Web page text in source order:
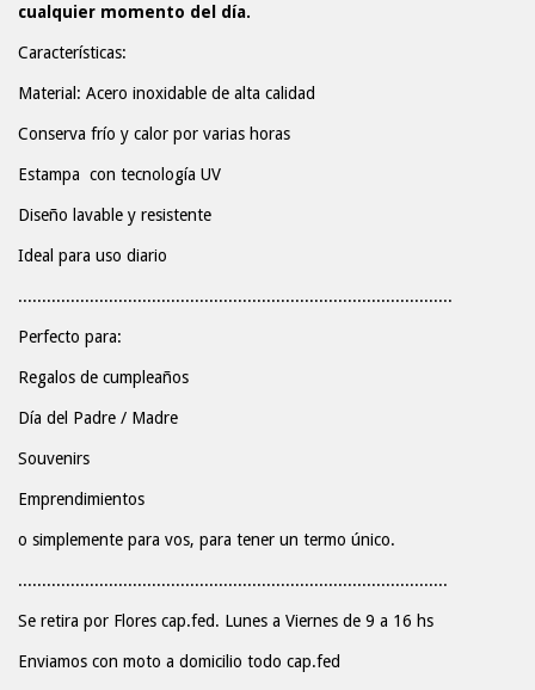
cualquier momento del día.
Características:
Material: Acero inoxidable de alta calidad
Conserva frío y calor por varias horas
Estampa con tecnología UV
Diseño lavable y resistente
Ideal para uso diario
...........................................................................................
Perfecto para:
Regalos de cumpleaños
Día del Padre / Madre
Souvenirs
Emprendimientos
o simplemente para vos, para tener un termo único.
..........................................................................................
Se retira por Flores cap.fed. Lunes a Viernes de 9 a 16 hs
Enviamos con moto a domicilio todo cap.fed